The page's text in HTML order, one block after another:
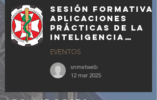
Sesión formativa:
APLICACIONES
PRÁCTICAS DE LA
INTELIGENCIA
GENERATIVA EN LA
MEDICINA Y
ENFERMERÍA DEL
EVENTOS
snmetweb
12 mar 2025